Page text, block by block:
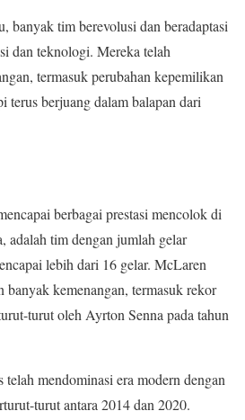
banyak tim berevolusi dan beradaptasi
dan teknologi. Mereka telah
termasuk perubahan kepemilikan
terus berjuang dalam balapan dari
berbagai prestasi mencolok di
adalah tim dengan jumlah gelar
lebih dari 16 gelar. McLaren
banyak kemenangan, termasuk rekor
turut oleh Ayrton Senna pada tahun
mendominasi era modern dengan
turut antara 2014 dan 2020.